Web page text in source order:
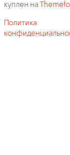
куплен на
Политика